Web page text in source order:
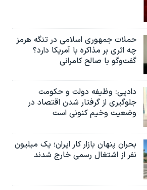
حملات جمهوری اسلامی در تنگه هرمز
چه اثری بر مذاکره با آمریکا دارد؟
گفت‌وگو با صالح کامرانی
دادپی: وظیفه دولت و حکومت
جلوگیری از گرفتار شدن اقتصاد در
وضعیت وخیم کنونی است
بحران پنهان بازار کار ایران؛ یک میلیون
نفر از اشتغال رسمی خارج شدند